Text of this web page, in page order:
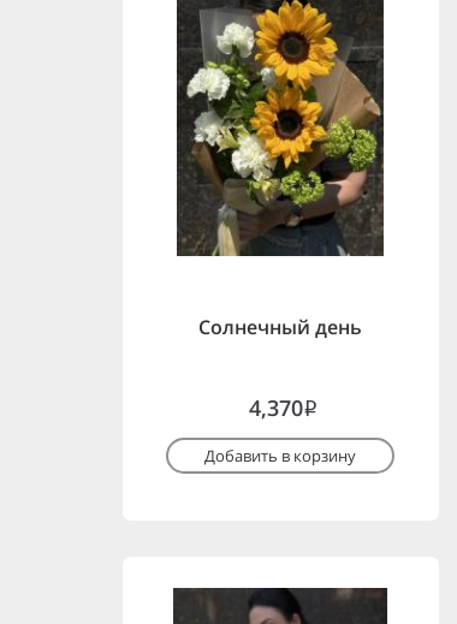
Солнечный день
4,370i
Добавить в корзину